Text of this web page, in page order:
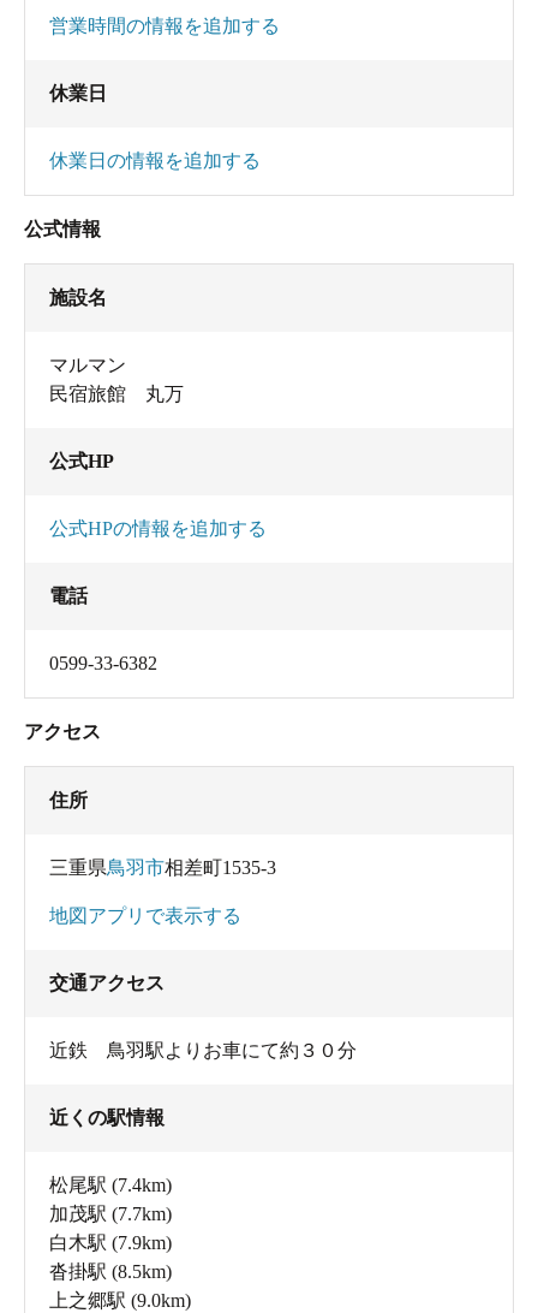
営業時間の情報を追加する
休業日
休業日の情報を追加する
公式情報
施設名
マルマン
民宿旅館 丸万
公式HP
公式HPの情報を追加する
電話
0599-33-6382
アクセス
住所
三重県鳥羽市相差町1535-3
地図アプリで表示する
交通アクセス
近鉄 鳥羽駅よりお車にて約３０分
近くの駅情報
松尾駅 (7.4km)
加茂駅 (7.7km)
白木駅 (7.9km)
沓掛駅 (8.5km)
上之郷駅 (9.0km)